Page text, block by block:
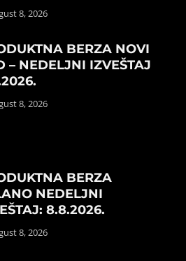
8, 2026
BERZA NOVI
– NEDELJNI IZVEŠTAJ
8, 2026
BERZA
NEDELJNI
8.8.2026.
8, 2026